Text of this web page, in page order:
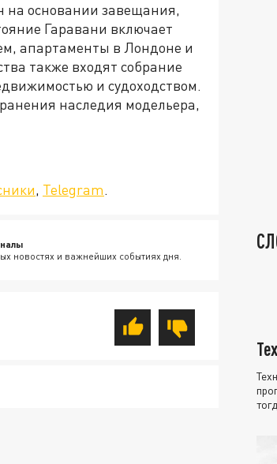
на основании завещания,
Гаравани включает
апартаменты в Лондоне и
также входят собрание
и судоходством.
наследия модельера,
, Telegram.
новостях и важнейших событиях дня.